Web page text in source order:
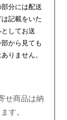
分には配送
記載をいた
してお送
から見ても
りません。
せ商品は納
す。